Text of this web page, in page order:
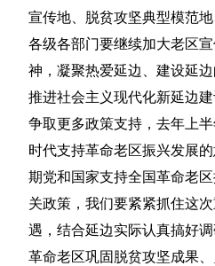
宣传地、脱贫攻坚典型模范
各级各部门要继续加大老区
神，凝聚热爱延边、建设延
推进社会主义现代化新延边
争取更多政策支持，去年上
时代支持革命老区振兴发展
期党和国家支持全国革命老
关政策，我们要紧紧抓住这
遇，结合延边实际认真搞好
革命老区巩固脱贫攻坚成果